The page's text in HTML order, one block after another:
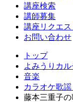
講座検索
講師募集
講座リクエス
お問い合わせ
トップ
よみうりカ
音楽
カラオケ歌
藤本三重子